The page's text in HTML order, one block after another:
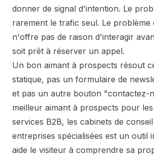
donner de signal d'intention. Le
rarement le trafic seul. Le problème
n'offre pas de raison d'interagir
soit prêt à réserver un appel.
Un bon aimant à prospects résout
statique, pas un formulaire de
et pas un autre bouton "contactez-
meilleur aimant à prospects pour
services B2B, les cabinets de
entreprises spécialisées est un outil
aide le visiteur à comprendre sa